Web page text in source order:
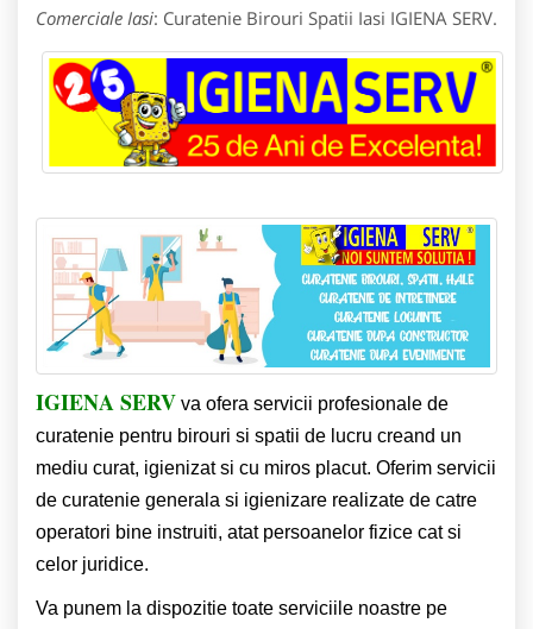
Comerciale Iasi: Curatenie Birouri Spatii Iasi IGIENA SERV.
IGIENA SERV va ofera servicii profesionale de
curatenie pentru birouri si spatii de lucru creand un
mediu curat, igienizat si cu miros placut. Oferim servicii
de curatenie generala si igienizare realizate de catre
operatori bine instruiti, atat persoanelor fizice cat si
celor juridice.
Va punem la dispozitie toate serviciile noastre pe